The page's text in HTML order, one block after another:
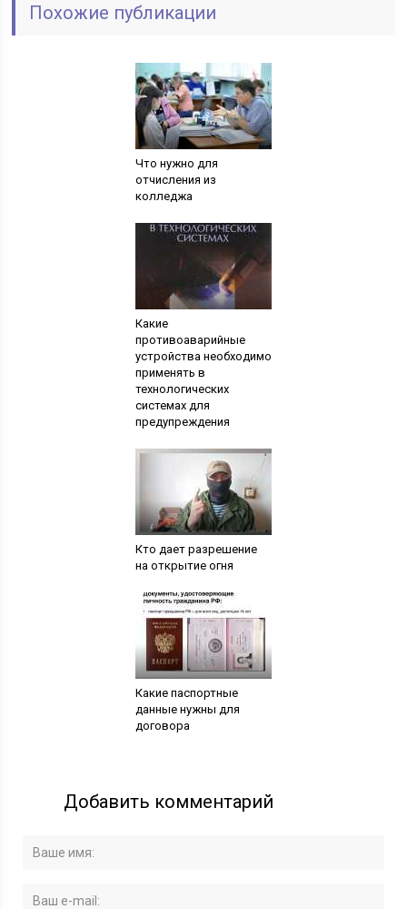
Похожие публикации
Что нужно для
отчисления из
колледжа
Какие
противоаварийные
устройства необходимо
применять в
технологических
системах для
предупреждения
Кто дает разрешение
на открытие огня
Какие паспортные
данные нужны для
договора
Добавить комментарий